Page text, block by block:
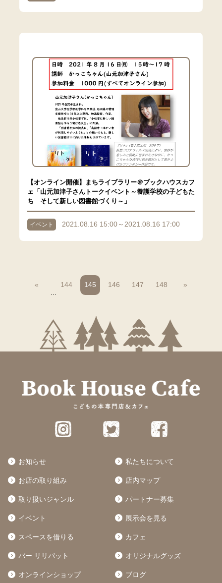
【オンライン開催】まちライブラリー＠ブックハウスカフ
ェ「山元加津子さんトークイベント～養護学校の子どもた
ち そして新しい図書館づくり～」
イベント 2021.08.16 15:00～2021.08.16 17:00
«
144 145 146 147 148 »
お知らせ 私たちについて
お店の取り組み 店内マップ
取り扱いジャンル パートナー募集
イベント 展示会を見る
スペースを借りる カフェ
バー リリパット オリジナルグッズ
オンラインショップ ブログ